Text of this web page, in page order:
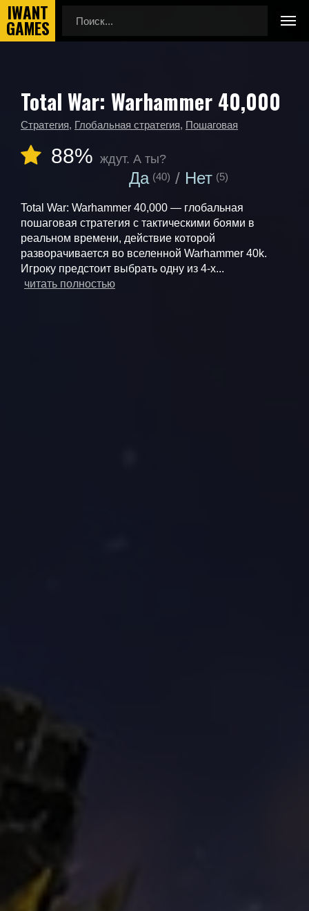
Главная
Календарь выхода игр
Total War: Warhammer 40,000
Стратегия, Глобальная стратегия, Пошаговая
88% ждут. А ты?
Да (40) Нет (5)
Total War: Warhammer 40,000 — глобальная
пошаговая стратегия с тактическими боями в
реальном времени, действие которой
разворачивается во вселенной Warhammer 40k.
Игроку предстоит выбрать одну из 4-х...
читать полностью